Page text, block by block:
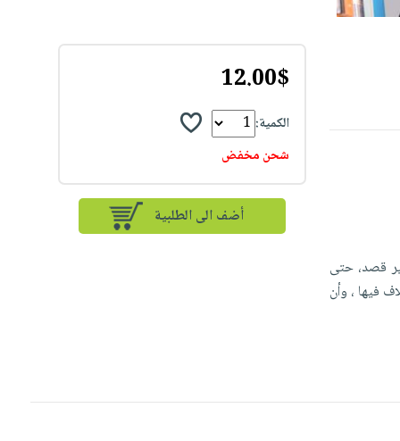
قصد، حتى
فيها ، وأن
12.00$
الكمية:
شحن مخفض
أضف الى الطلبية